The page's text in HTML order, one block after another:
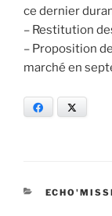
ce dernier
– Restitution
– Proposition
marché en
Facebook